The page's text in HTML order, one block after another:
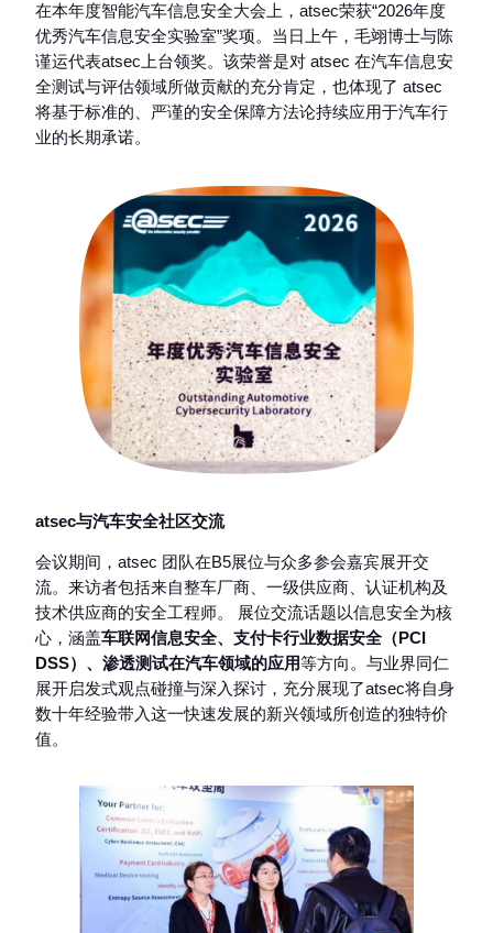
在本年度智能汽车信息安全大会上，atsec荣获“2026年度
优秀汽车信息安全实验室”奖项。当日上午，毛翊博士与陈
谨运代表atsec上台领奖。该荣誉是对 atsec 在汽车信息安
全测试与评估领域所做贡献的充分肯定，也体现了 atsec
将基于标准的、严谨的安全保障方法论持续应用于汽车行
业的长期承诺。
atsec与汽车安全社区交流
会议期间，atsec 团队在B5展位与众多参会嘉宾展开交
流。来访者包括来自整车厂商、一级供应商、认证机构及
技术供应商的安全工程师。 展位交流话题以信息安全为核
心，涵盖车联网信息安全、支付卡行业数据安全（PCI
DSS）、渗透测试在汽车领域的应用等方向。与业界同仁
展开启发式观点碰撞与深入探讨，充分展现了atsec将自身
数十年经验带入这一快速发展的新兴领域所创造的独特价
值。